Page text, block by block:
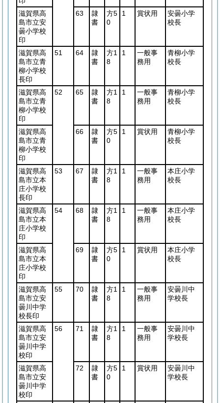
滋賀県高
島市立安
曇小学校
印
63
隷
書
方5
0
1 賞状用
安曇小学
校長
滋賀県高
島市立青
柳小学校
長印
51 64
隷
書
方1
8
1
一般事
務用
青柳小学
校長
滋賀県高
島市立青
柳小学校
印
52 65
隷
書
方1
8
1
一般事
務用
青柳小学
校長
滋賀県高
島市立青
柳小学校
印
66
隷
書
方5
0
1 賞状用
青柳小学
校長
滋賀県高
島市立本
庄小学校
長印
53 67
隷
書
方1
8
1
一般事
務用
本庄小学
校長
滋賀県高
島市立本
庄小学校
印
54 68
隷
書
方1
8
1
一般事
務用
本庄小学
校長
滋賀県高
島市立本
庄小学校
印
69
隷
書
方5
0
1 賞状用
本庄小学
校長
滋賀県高
島市立安
曇川中学
校長印
55 70
隷
書
方1
8
1
一般事
務用
安曇川中
学校長
滋賀県高
島市立安
曇川中学
校印
56 71
隷
書
方1
8
1
一般事
務用
安曇川中
学校長
滋賀県高
島市立安
曇川中学
校印
72
隷
書
方5
0
1 賞状用
安曇川中
学校長